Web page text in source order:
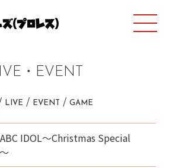
・EVENT
LIVE EVENT GAME
ABC IDOL〜Christmas Special